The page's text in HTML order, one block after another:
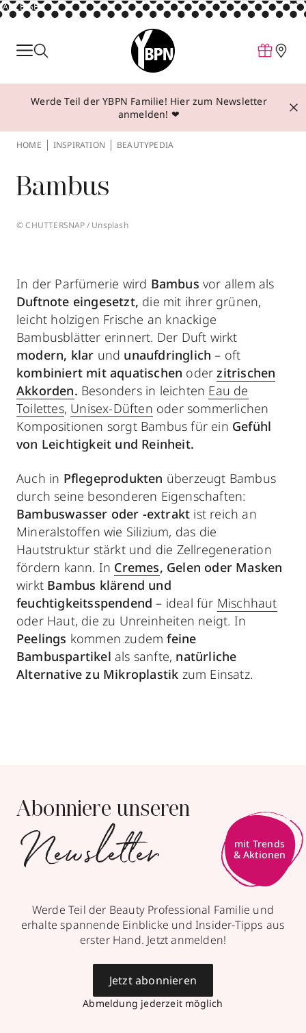
ANZEIGE
Parfum
Make-up
Behandlungen
Über YBPN
Aktionen
Werde Teil der YBPN Familie! Hier zum Newsletter
anmelden! ❤
HOME INSPIRATION BEAUTYPEDIA
Bambus
© CHUTTERSNAP / Unsplash
In der Parfümerie wird Bambus vor allem als
Duftnote eingesetzt, die mit ihrer grünen,
leicht holzigen Frische an knackige
Bambusblätter erinnert. Der Duft wirkt
modern, klar und unaufdringlich – oft
kombiniert mit aquatischen oderzitrischen
Akkorden. Besonders in leichten Eau de
Toilettes, Unisex-Düften oder sommerlichen
Kompositionen sorgt Bambus für ein Gefühl
von Leichtigkeit und Reinheit.
Auch in Pflegeprodukten überzeugt Bambus
durch seine besonderen Eigenschaften:
Bambuswasser oder -extrakt ist reich an
Mineralstoffen wie Silizium, das die
Hautstruktur stärkt und die Zellregeneration
fördern kann. In Cremes, Gelen oder Masken
wirkt Bambus klärend und
feuchtigkeitsspendend – ideal für Mischhaut
oder Haut, die zu Unreinheiten neigt. In
Peelings kommen zudemfeine
Bambuspartikel als sanfte, natürliche
Alternative zu Mikroplastik zum Einsatz.
Abonniere unseren
Newsletter
mit Trends
& Aktionen
Werde Teil der Beauty Professional Familie und
erhalte spannende Einblicke und Insider-Tipps aus
erster Hand. Jetzt anmelden!
Abmeldung jederzeit möglich
Jetzt abonnieren